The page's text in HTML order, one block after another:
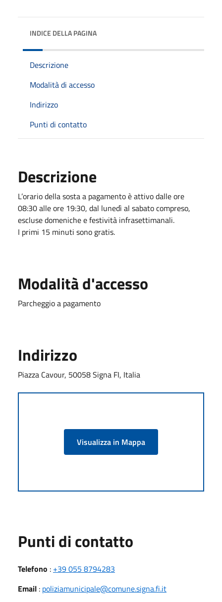
INDICE DELLA PAGINA
Descrizione
Modalità di accesso
Indirizzo
Punti di contatto
Descrizione
L’orario della sosta a pagamento è attivo dalle ore
08:30 alle ore 19:30, dal lunedì al sabato compreso,
escluse domeniche e festività infrasettimanali.
I primi 15 minuti sono gratis.
Modalità d'accesso
Parcheggio a pagamento
Indirizzo
Piazza Cavour, 50058 Signa FI, Italia
Visualizza in Mappa
Punti di contatto
Telefono : +39 055 8794283
Email : poliziamunicipale@comune.signa.fi.it